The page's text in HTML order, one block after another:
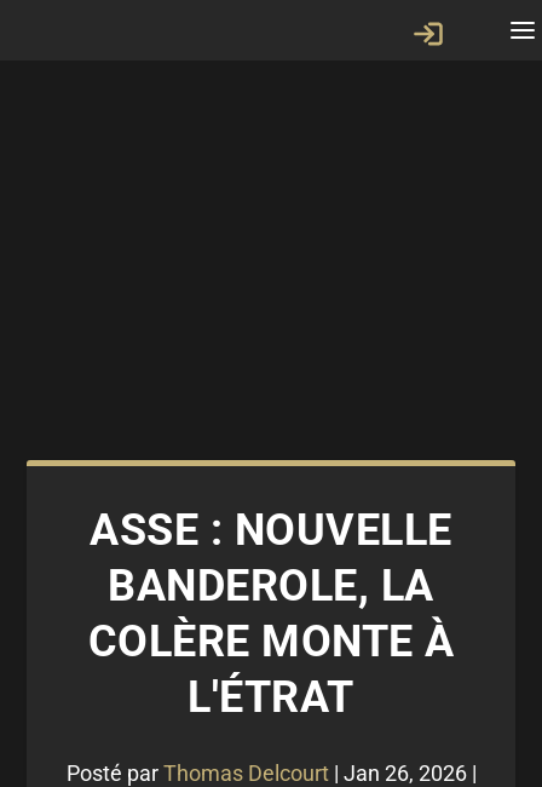
ASSE : NOUVELLE
BANDEROLE, LA
COLÈRE MONTE À
L'ÉTRAT
Posté parThomas Delcourt| Jan 26, 2026|